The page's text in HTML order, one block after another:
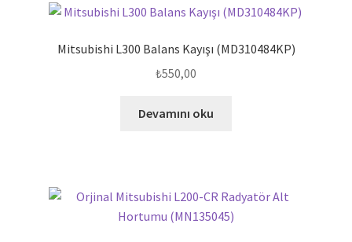
Mitsubishi L300 Balans Kayışı (MD310484KP)
₺550,00
Devamını oku